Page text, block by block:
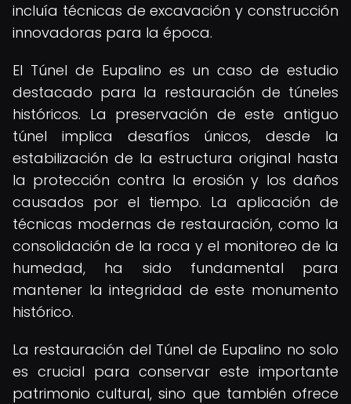
incluía técnicas de excavación y construcción
innovadoras para la época.
El Túnel de Eupalino es un caso de estudio
destacado para la restauración de túneles
históricos. La preservación de este antiguo
túnel implica desafíos únicos, desde la
estabilización de la estructura original hasta
la protección contra la erosión y los daños
causados por el tiempo. La aplicación de
técnicas modernas de restauración, como la
consolidación de la roca y el monitoreo de la
humedad, ha sido fundamental para
mantener la integridad de este monumento
histórico.
La restauración del Túnel de Eupalino no solo
es crucial para conservar este importante
patrimonio cultural, sino que también ofrece